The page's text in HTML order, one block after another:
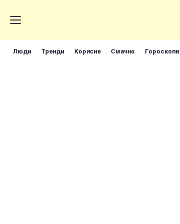
Люди Тренди Корисне Смачно Гороскопи